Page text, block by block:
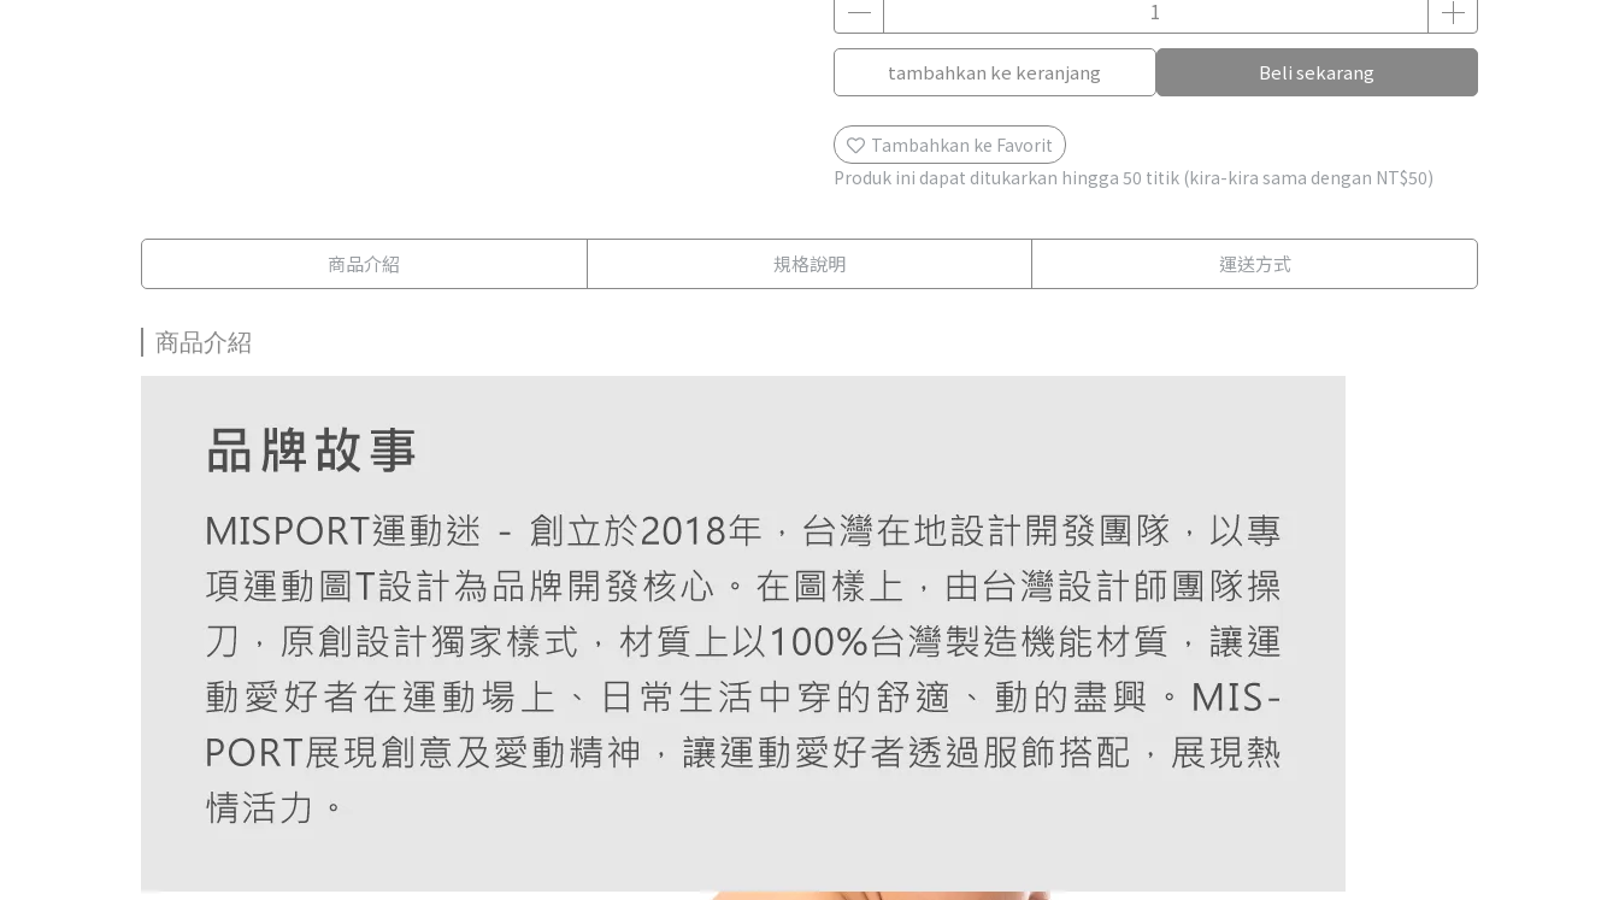
tambahkan ke keranjang Beli sekarang
Tambahkan ke Favorit
Produk ini dapat ditukarkan hingga 50 titik (kira-kira sama dengan NT$50)
商品介紹 規格說明 運送方式
商品介紹